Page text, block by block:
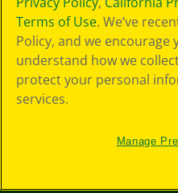
Cookie
Preferences
Condiciones de
uso
Accesibilidad web
Mapa del sitio
Terms of Use. We’ve
Policy, and we encourage
understand how we
protect your personal
services.
Manage